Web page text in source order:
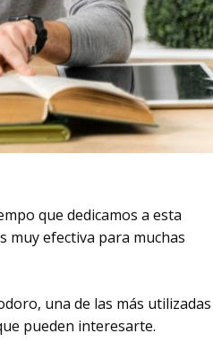
que dedicamos a esta
muy efectiva para muchas
una de las más utilizadas
pueden interesarte.